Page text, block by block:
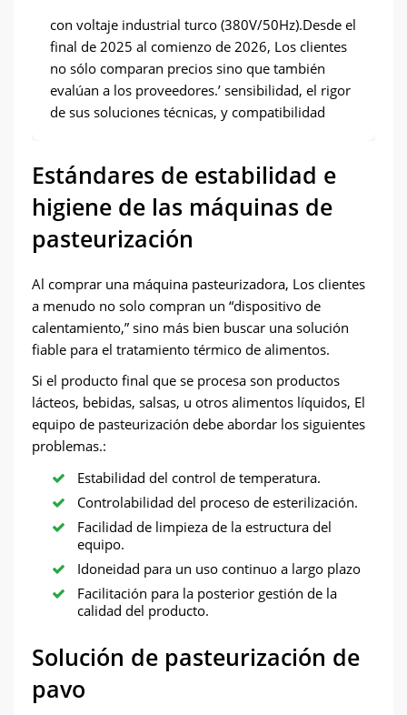
con voltaje industrial turco (380V/50Hz).Desde el
final de 2025 al comienzo de 2026, Los clientes
no sólo comparan precios sino que también
evalúan a los proveedores.’ sensibilidad, el rigor
de sus soluciones técnicas, y compatibilidad
Estándares de estabilidad e
higiene de las máquinas de
pasteurización
Al comprar una máquina pasteurizadora, Los clientes
a menudo no solo compran un “dispositivo de
calentamiento,” sino más bien buscar una solución
fiable para el tratamiento térmico de alimentos.
Si el producto final que se procesa son productos
lácteos, bebidas, salsas, u otros alimentos líquidos, El
equipo de pasteurización debe abordar los siguientes
problemas.:
Estabilidad del control de temperatura.
Controlabilidad del proceso de esterilización.
Facilidad de limpieza de la estructura del
equipo.
Idoneidad para un uso continuo a largo plazo
Facilitación para la posterior gestión de la
calidad del producto.
Solución de pasteurización de
pavo